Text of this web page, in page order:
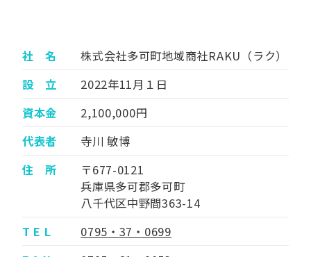
社 名
株式会社多可町地域商社RAKU（ラク）
設 立
2022年11月１日
資本金
2,100,000円
代表者
寺川 敏博
住 所
〒677-0121
兵庫県多可郡多可町
八千代区中野間363-14
T E L
0795・37・0699